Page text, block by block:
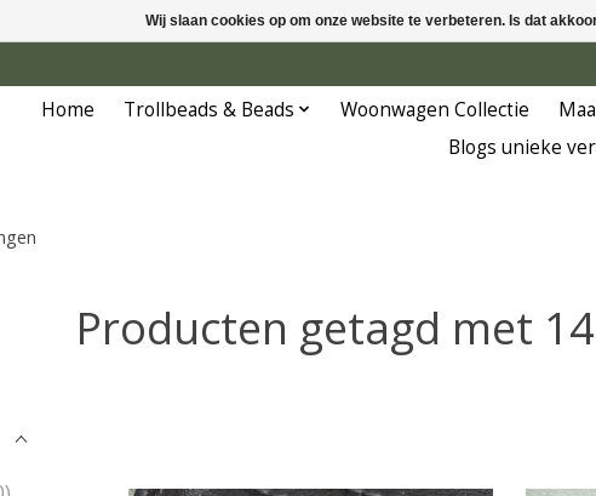
Home Trollbeads & Beads Woonwagen Collectie
Blogs unieke
Producten getagd met
Wij slaan cookies op om onze website te verbeteren. Is dat